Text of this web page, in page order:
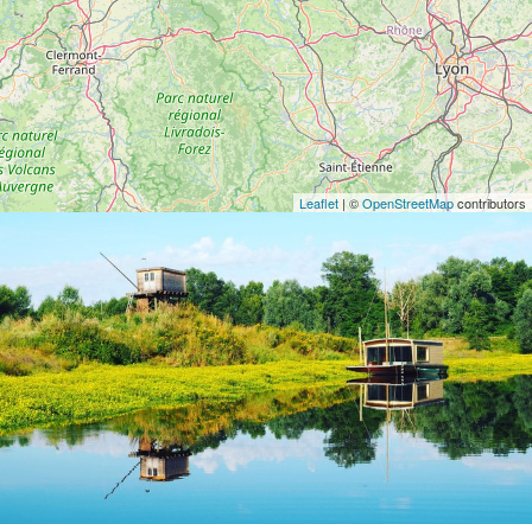
Leaflet| ©OpenStreetMapcontributors